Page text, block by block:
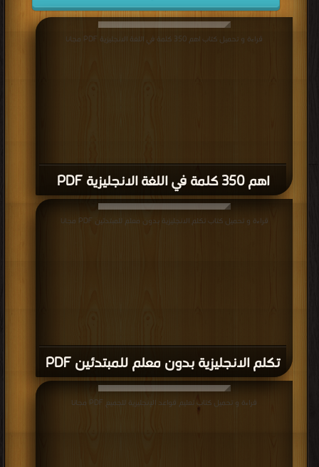
اهم 350 كلمة في اللغة الانجليزية PDF
قراءة و تحميل كتاب اهم 350 كلمة في اللغة الانجليزية PDF مجانا
تكلم الانجليزية بدون معلم للمبتدئين PDF
قراءة و تحميل كتاب تكلم الانجليزية بدون معلم للمبتدئين PDF مجانا
قراءة و تحميل كتاب تعليم قواعد الإنجليزية للجميع PDF مجانا